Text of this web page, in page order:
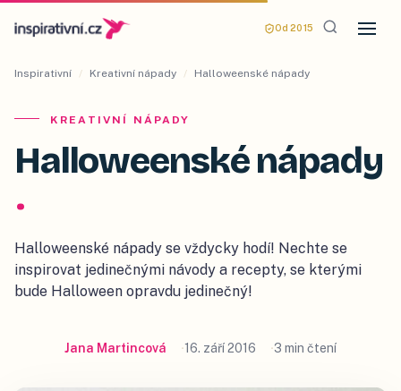
Od 2015
Inspirativní / Kreativní nápady / Halloweenské nápady
KREATIVNÍ NÁPADY
Halloweenské nápady
.
Halloweenské nápady se vždycky hodí! Nechte se
inspirovat jedinečnými návody a recepty, se kterými
bude Halloween opravdu jedinečný!
Jana Martincová 16. září 2016 3 min čtení